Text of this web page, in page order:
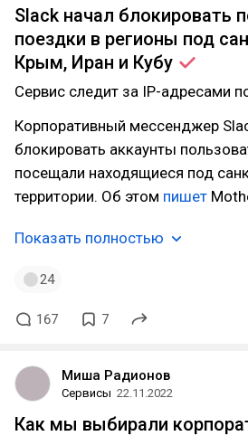
Slack начал блокировать
поездки в регионы под
Крым, Иран и Кубу
Сервис следит за IP-адресами
Корпоративный мессенджер
блокировать аккаунты
посещали находящиеся под
территории. Об этом пишет
Показать полностью
24
167 7
Миша Радионов
Сервисы 22.11.2022
Как мы выбирали